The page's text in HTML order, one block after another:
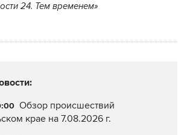
24. Тем временем»
Обзор происшествий
крае на 7.08.2026 г.